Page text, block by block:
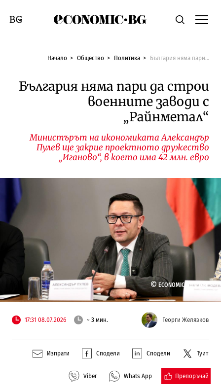
Economic.bgТърсене
Смяна на език
Начало Общество Политика България няма пари да строи военните заводи с „Райнметал“
България няма пари да строи
военните заводи с
„Райнметал“
Министърът на икономиката Александър
Пулев ще закрие проектното дружество
„Иганово“, в което има 42 млн. евро
© ECONOMIC.BG /БТА
17:31 08.07.2026 ~ 3 мин. Георги Желязков
Изпрати Сподели Сподели Туит
Viber Whats App Препоръчай